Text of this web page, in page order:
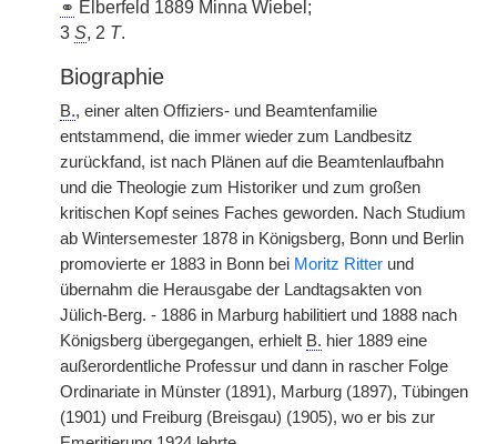
⚭ Elberfeld 1889 Minna Wiebel;
3 S, 2 T.
Biographie
B., einer alten Offiziers- und Beamtenfamilie
entstammend, die immer wieder zum Landbesitz
zurückfand, ist nach Plänen auf die Beamtenlaufbahn
und die Theologie zum Historiker und zum großen
kritischen Kopf seines Faches geworden. Nach Studium
ab Wintersemester 1878 in Königsberg, Bonn und Berlin
promovierte er 1883 in Bonn bei Moritz Ritter und
übernahm die Herausgabe der Landtagsakten von
Jülich-Berg. - 1886 in Marburg habilitiert und 1888 nach
Königsberg übergegangen, erhielt B. hier 1889 eine
außerordentliche Professur und dann in rascher Folge
Ordinariate in Münster (1891), Marburg (1897), Tübingen
(1901) und Freiburg (Breisgau) (1905), wo er bis zur